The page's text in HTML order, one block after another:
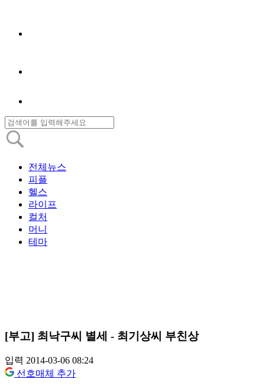
전체뉴스
피플
헬스
라이프
컬처
머니
테마
[부고] 최낙구씨 별세 - 최기상씨 부친상
입력 2014-03-06 08:24
선호매체 추가